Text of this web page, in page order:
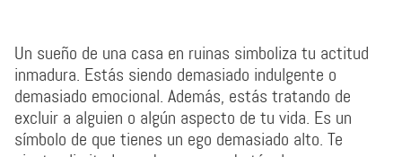
Un sueño de una casa en ruinas simboliza tu actitud
inmadura. Estás siendo demasiado indulgente o
demasiado emocional. Además, estás tratando de
excluir a alguien o algún aspecto de tu vida. Es un
símbolo de que tienes un ego demasiado alto. Te